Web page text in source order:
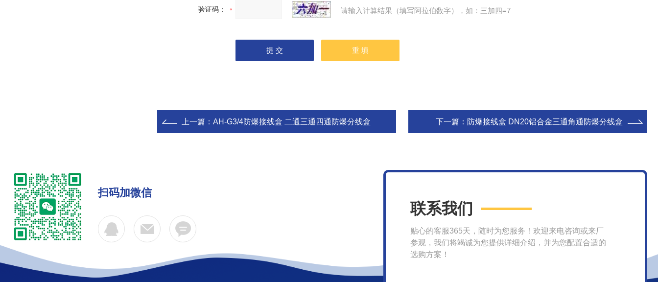
验证码： 请输入计算结果（填写阿拉伯数字），如：三加四=7
上一篇： AH-G3/4防爆接线盒 二通三通四通防爆分线盒 下一篇： 防爆接线盒 DN20铝合金三通角通防爆分线盒
扫码加微信
联系我们
贴心的客服365天，随时为您服务！欢迎来电咨询或来厂
参观，我们将竭诚为您提供详细介绍，并为您配置合适的
选购方案！